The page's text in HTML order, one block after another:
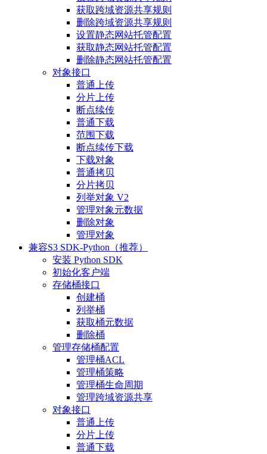
获取跨域资源共享规则
删除跨域资源共享规则
设置静态网站托管配置
获取静态网站托管配置
删除静态网站托管配置
对象接口
普通上传
分片上传
断点续传
普通下载
范围下载
断点续传下载
下载对象
普通拷贝
分片拷贝
列举对象 V2
管理对象元数据
删除对象
管理对象
兼容S3 SDK-Python（推荐）
安装 Python SDK
初始化客户端
存储桶接口
创建桶
列举桶
获取桶元数据
删除桶
管理存储桶配置
管理桶ACL
管理桶策略
管理桶生命周期
管理跨域资源共享
对象接口
普通上传
分片上传
普通下载